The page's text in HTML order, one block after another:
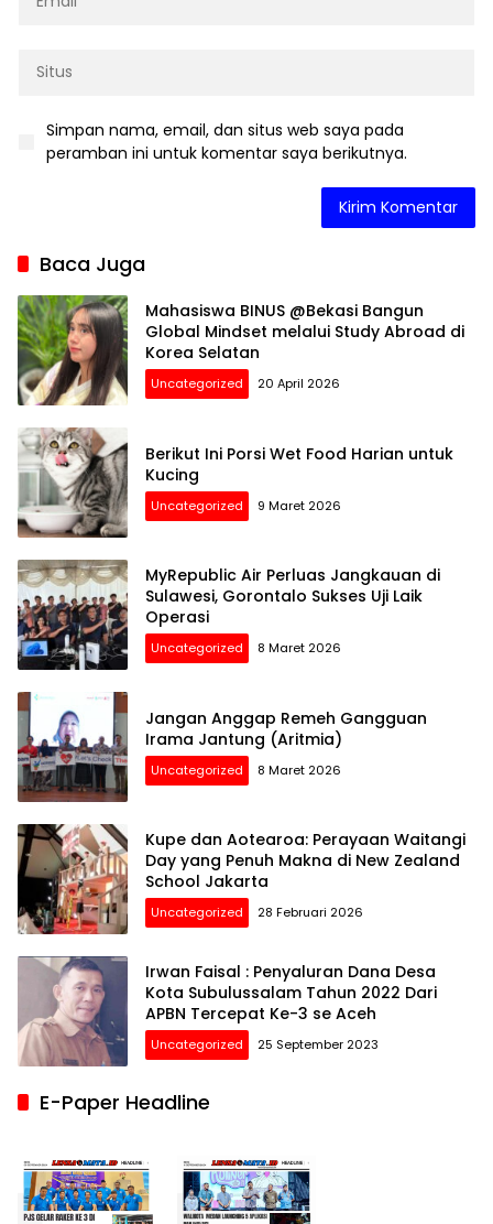
Simpan nama, email, dan situs web saya pada
peramban ini untuk komentar saya berikutnya.
Baca Juga
Mahasiswa BINUS @Bekasi Bangun
Global Mindset melalui Study Abroad di
Korea Selatan
Uncategorized 20 April 2026
Berikut Ini Porsi Wet Food Harian untuk
Kucing
Uncategorized 9 Maret 2026
MyRepublic Air Perluas Jangkauan di
Sulawesi, Gorontalo Sukses Uji Laik
Operasi
Uncategorized 8 Maret 2026
Jangan Anggap Remeh Gangguan
Irama Jantung (Aritmia)
Uncategorized 8 Maret 2026
Kupe dan Aotearoa: Perayaan Waitangi
Day yang Penuh Makna di New Zealand
School Jakarta
Uncategorized 28 Februari 2026
Irwan Faisal : Penyaluran Dana Desa
Kota Subulussalam Tahun 2022 Dari
APBN Tercepat Ke-3 se Aceh
Uncategorized 25 September 2023
E-Paper Headline